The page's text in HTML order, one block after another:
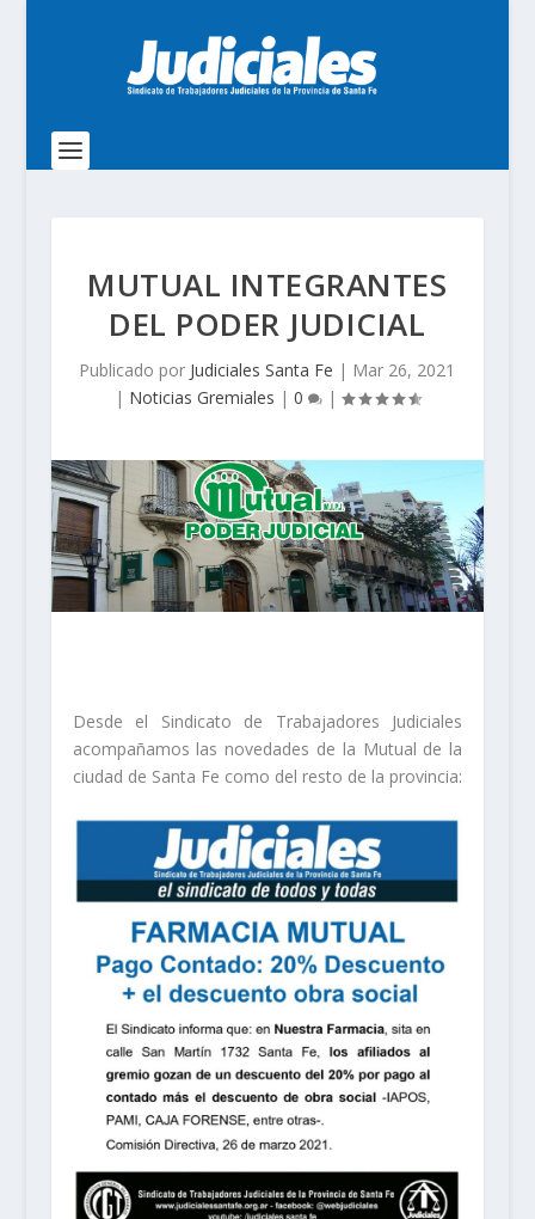
MUTUAL INTEGRANTES
DEL PODER JUDICIAL
Publicado por Judiciales Santa Fe | Mar 26, 2021
| Noticias Gremiales | 0 |
Desde el Sindicato de Trabajadores Judiciales
acompañamos las novedades de la Mutual de la
ciudad de Santa Fe como del resto de la provincia: